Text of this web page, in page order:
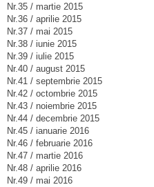
Nr.35 / martie 2015
Nr.36 / aprilie 2015
Nr.37 / mai 2015
Nr.38 / iunie 2015
Nr.39 / iulie 2015
Nr.40 / august 2015
Nr.41 / septembrie 2015
Nr.42 / octombrie 2015
Nr.43 / noiembrie 2015
Nr.44 / decembrie 2015
Nr.45 / ianuarie 2016
Nr.46 / februarie 2016
Nr.47 / martie 2016
Nr.48 / aprilie 2016
Nr.49 / mai 2016